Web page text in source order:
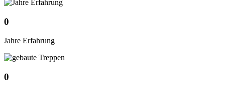
0
Jahre Erfahrung
0